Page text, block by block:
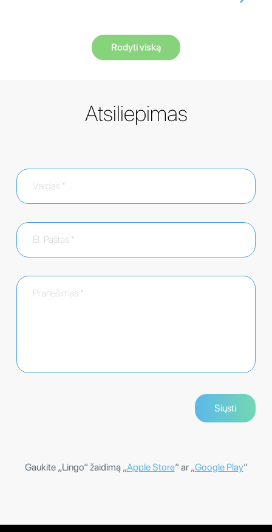
Rodyti viską
Atsiliepimas
Gaukite „Lingo“ žaidimą „Apple Store“ ar „Google Play“